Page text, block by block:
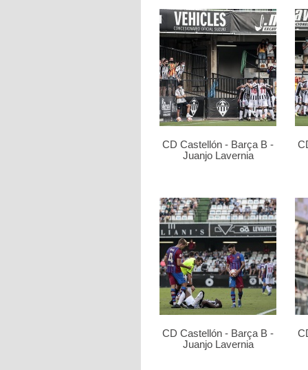
CD Castellón - Barça B -
Juanjo Lavernia
CD Castellón - Barça B -
Juanjo Lavernia